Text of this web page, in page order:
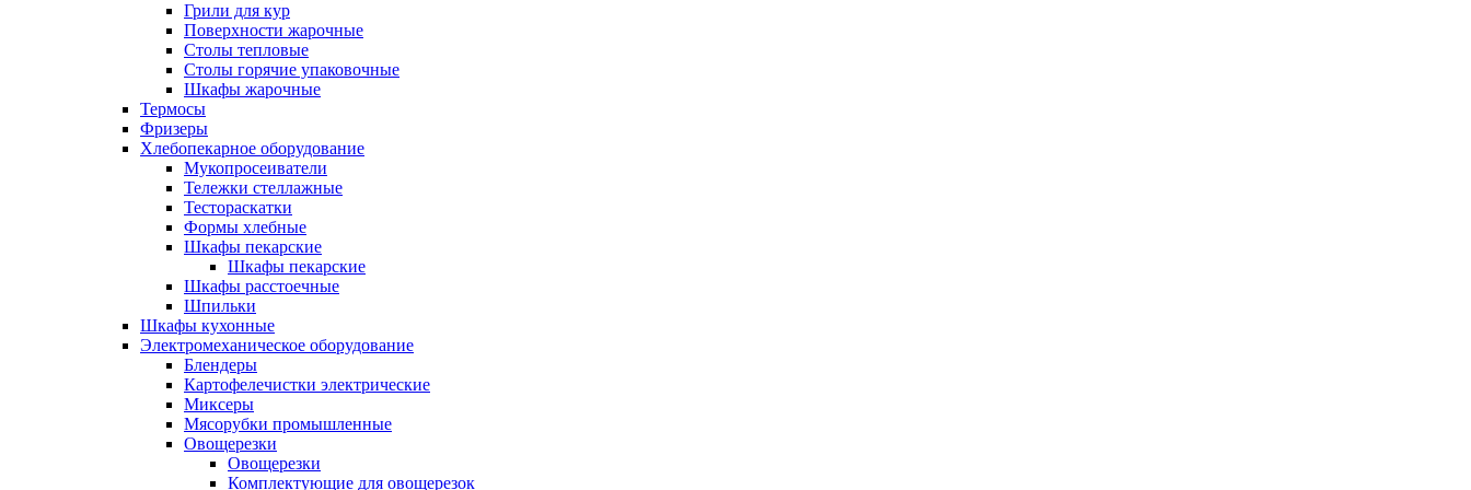
Грили для кур
Поверхности жарочные
Столы тепловые
Столы горячие упаковочные
Шкафы жарочные
Термосы
Фризеры
Хлебопекарное оборудование
Мукопросеиватели
Тележки стеллажные
Тестораскатки
Формы хлебные
Шкафы пекарские
Шкафы пекарские
Шкафы расстоечные
Шпильки
Шкафы кухонные
Электромеханическое оборудование
Блендеры
Картофелечистки электрические
Миксеры
Мясорубки промышленные
Овощерезки
Овощерезки
Комплектующие для овощерезок